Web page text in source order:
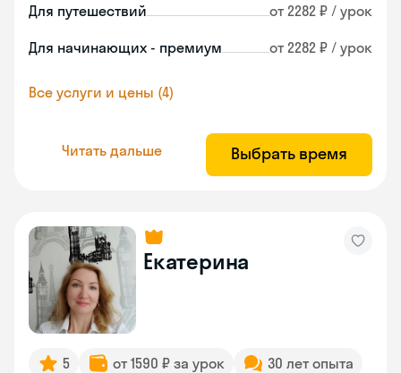
Для путешествий от 2282 ₽ / урок
Для начинающих - премиум от 2282 ₽ / урок
Все услуги и цены (4)
Читать дальше Выбрать время
Екатерина
5 от 1590 ₽ за урок
30 лет опыта